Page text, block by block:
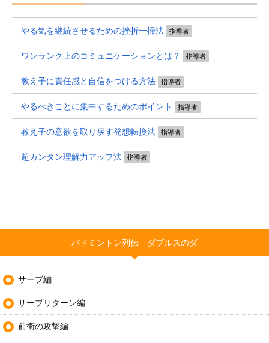
やる気を継続させるための挫折一掃法 指導者
ワンランク上のコミュニケーションとは？ 指導者
教え子に責任感と自信をつける方法 指導者
やるべきことに集中するためのポイント 指導者
教え子の意欲を取り戻す発想転換法 指導者
超カンタン理解力アップ法 指導者
バドミントン列伝 ダブルスのダ
サーブ編
サーブリターン編
前衛の攻撃編